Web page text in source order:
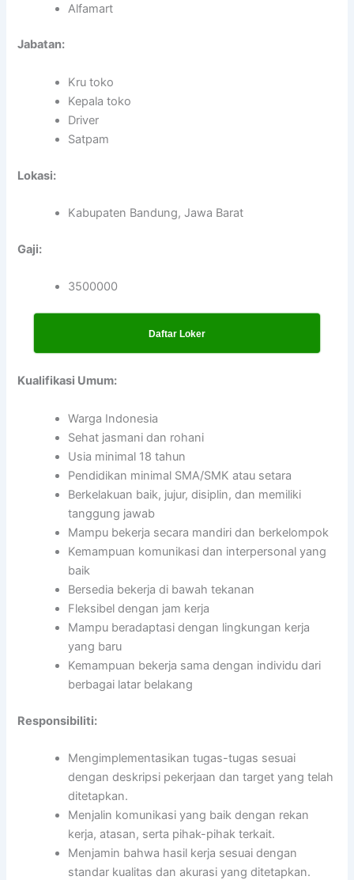
Alfamart
Jabatan:
Kru toko
Kepala toko
Driver
Satpam
Lokasi:
Kabupaten Bandung, Jawa Barat
Gaji:
3500000
Daftar Loker
Kualifikasi Umum:
Warga Indonesia
Sehat jasmani dan rohani
Usia minimal 18 tahun
Pendidikan minimal SMA/SMK atau setara
Berkelakuan baik, jujur, disiplin, dan memiliki
tanggung jawab
Mampu bekerja secara mandiri dan berkelompok
Kemampuan komunikasi dan interpersonal yang
baik
Bersedia bekerja di bawah tekanan
Fleksibel dengan jam kerja
Mampu beradaptasi dengan lingkungan kerja
yang baru
Kemampuan bekerja sama dengan individu dari
berbagai latar belakang
Responsibiliti:
Mengimplementasikan tugas-tugas sesuai
dengan deskripsi pekerjaan dan target yang telah
ditetapkan.
Menjalin komunikasi yang baik dengan rekan
kerja, atasan, serta pihak-pihak terkait.
Menjamin bahwa hasil kerja sesuai dengan
standar kualitas dan akurasi yang ditetapkan.